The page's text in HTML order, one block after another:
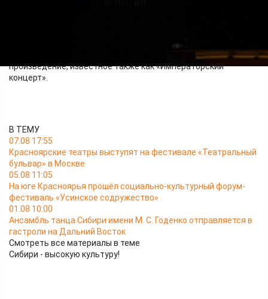
произведение Людвига ван Бетховена. Прозвучит «Концерт
№ 5 для фортепиано с оркестром», мощное и торжественное
произведение, известное также как «Императорский
концерт».
В ТЕМУ
07.08 17:55
Красноярские театры выступят на фестивале «Театральный
бульвар» в Москве
05.08 11:05
На юге Красноярья прошёл социально-культурный форум-
фестиваль «Усинское содружество»
01.08 10:00
Ансамбль танца Сибири имени М. С. Годенко отправляется в
гастроли на Дальний Восток
Смотреть все материалы в теме
Сибири - высокую культуру!